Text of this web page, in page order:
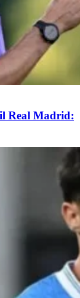
Real Madrid: